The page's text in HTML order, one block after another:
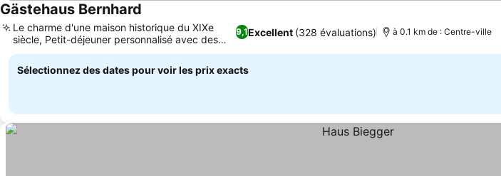
Gästehaus Bernhard
9,1Excellent (328 évaluations)
Le charme d'une maison historique du XIXe
siècle, Petit-déjeuner personnalisé avec des
produits régionaux
à 0.1 km de : Centre-ville
Sélectionnez des dates pour voir les prix exacts